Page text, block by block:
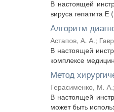
В настоящей
вируса гепатита
Алгоритм
Астапов, А. А.;
В настоящей
комплексе
Метод
Герасименко, М. А.;
В настоящей
может быть